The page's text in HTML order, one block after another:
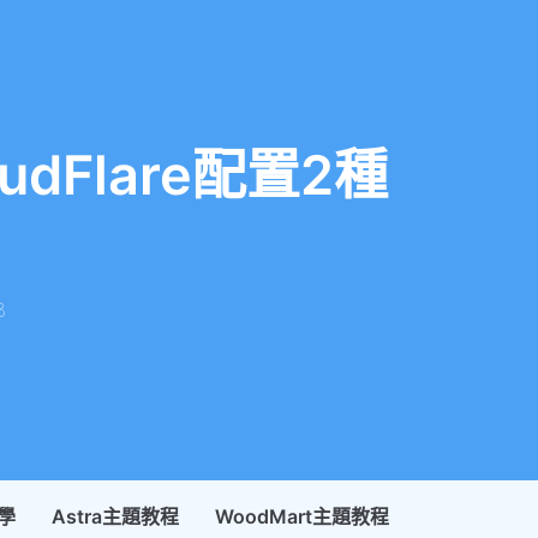
配置2種
Astra主題教程 WoodMart主題教程